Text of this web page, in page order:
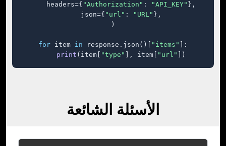
    headers={
"Authorization" : "API_KEY" },
    json={
"url" : "URL" },
)
for item in response.json()[ "items"
]:
print (item[ "type" ], item[ "url" ])
الأسئلة الشائعة